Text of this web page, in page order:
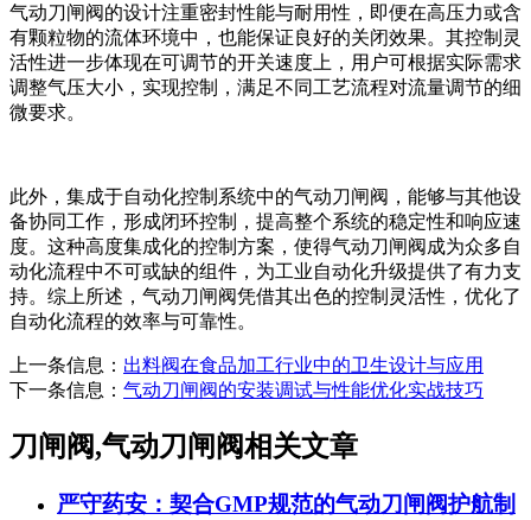
气动刀闸阀的设计注重密封性能与耐用性，即便在高压力或含
有颗粒物的流体环境中，也能保证良好的关闭效果。其控制灵
活性进一步体现在可调节的开关速度上，用户可根据实际需求
调整气压大小，实现控制，满足不同工艺流程对流量调节的细
微要求。
此外，集成于自动化控制系统中的气动刀闸阀，能够与其他设
备协同工作，形成闭环控制，提高整个系统的稳定性和响应速
度。这种高度集成化的控制方案，使得气动刀闸阀成为众多自
动化流程中不可或缺的组件，为工业自动化升级提供了有力支
持。综上所述，气动刀闸阀凭借其出色的控制灵活性，优化了
自动化流程的效率与可靠性。
上一条信息： 出料阀在食品加工行业中的卫生设计与应用
下一条信息： 气动刀闸阀的安装调试与性能优化实战技巧
刀闸阀,气动刀闸阀相关文章
严守药安：契合GMP规范的气动刀闸阀护航制